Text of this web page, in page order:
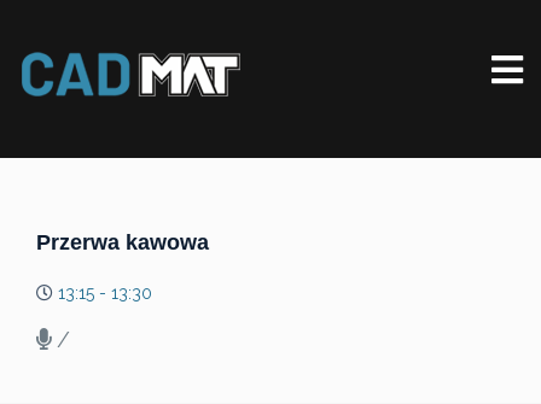
Przerwa kawowa
13:15 - 13:30
/